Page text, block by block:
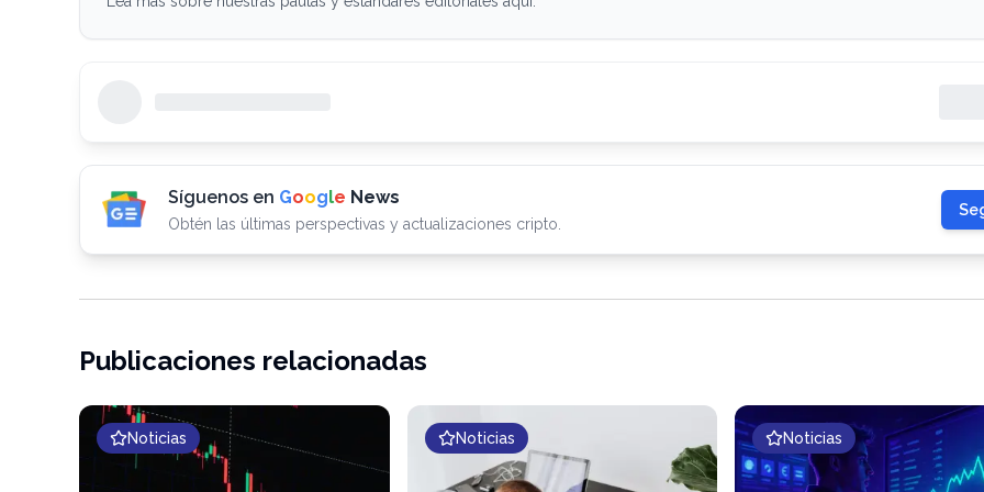
Síguenos en Google News
Obtén las últimas perspectivas y actualizaciones cripto.
Publicaciones relacionadas
Noticias Noticias Noticias